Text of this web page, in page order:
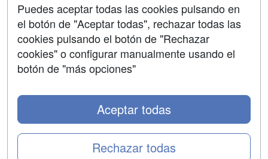
Grupo formazion:
Puedes aceptar todas las cookies pulsando en
el botón de "Aceptar todas", rechazar todas las
cookies pulsando el botón de "Rechazar
cookies" o configurar manualmente usando el
botón de "más opciones"
Rechazar todas
Aceptar todas